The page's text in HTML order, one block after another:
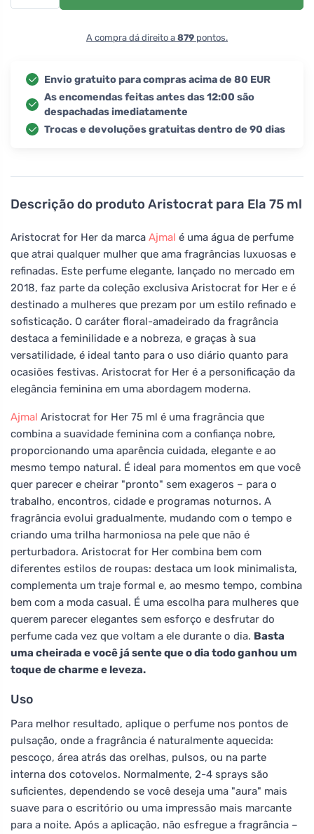
Descrição do produto Aristocrat para Ela 75 ml
Aristocrat for Her da marca Ajmal é uma água de perfume
que atrai qualquer mulher que ama fragrâncias luxuosas e
refinadas. Este perfume elegante, lançado no mercado em
2018, faz parte da coleção exclusiva Aristocrat for Her e é
destinado a mulheres que prezam por um estilo refinado e
sofisticação. O caráter floral-amadeirado da fragrância
destaca a feminilidade e a nobreza, e graças à sua
versatilidade, é ideal tanto para o uso diário quanto para
ocasiões festivas. Aristocrat for Her é a personificação da
elegância feminina em uma abordagem moderna.
Ajmal Aristocrat for Her 75 ml é uma fragrância que
combina a suavidade feminina com a confiança nobre,
proporcionando uma aparência cuidada, elegante e ao
mesmo tempo natural. É ideal para momentos em que você
quer parecer e cheirar "pronto" sem exageros – para o
trabalho, encontros, cidade e programas noturnos. A
fragrância evolui gradualmente, mudando com o tempo e
criando uma trilha harmoniosa na pele que não é
perturbadora. Aristocrat for Her combina bem com
diferentes estilos de roupas: destaca um look minimalista,
complementa um traje formal e, ao mesmo tempo, combina
bem com a moda casual. É uma escolha para mulheres que
querem parecer elegantes sem esforço e desfrutar do
perfume cada vez que voltam a ele durante o dia. Basta
uma cheirada e você já sente que o dia todo ganhou um
toque de charme e leveza.
Uso
Para melhor resultado, aplique o perfume nos pontos de
pulsação, onde a fragrância é naturalmente aquecida:
pescoço, área atrás das orelhas, pulsos, ou na parte
interna dos cotovelos. Normalmente, 2-4 sprays são
suficientes, dependendo se você deseja uma "aura" mais
suave para o escritório ou uma impressão mais marcante
para a noite. Após a aplicação, não esfregue a fragrância –
A compra dá direito a 879 pontos.
Envio gratuito para compras acima de 80 EUR
As encomendas feitas antes das 12:00 são
despachadas imediatamente
Trocas e devoluções gratuitas dentro de 90 dias